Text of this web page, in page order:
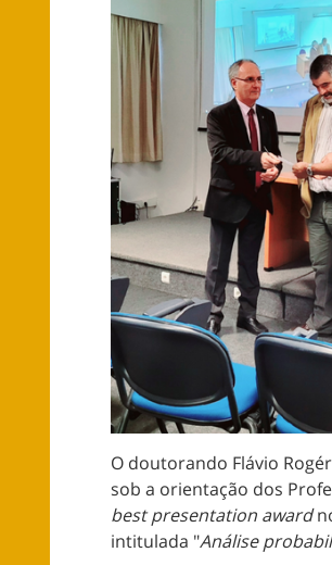
O doutorando Flávio
sob a orientação dos
best presentation award
intitulada "Análise